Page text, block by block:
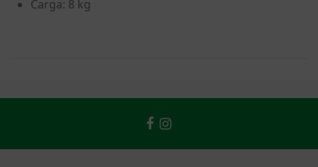
Carga: 8 kg